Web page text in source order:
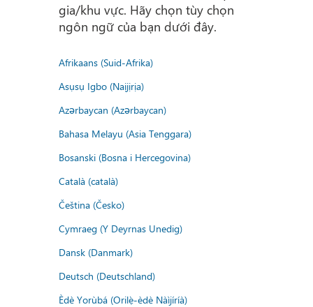
gia/khu vực. Hãy chọn tùy chọn
ngôn ngữ của bạn dưới đây.
Afrikaans (Suid-Afrika)
Asụsụ Igbo (Naịjịrịa)
Azərbaycan (Azərbaycan)
Bahasa Melayu (Asia Tenggara)
Bosanski (Bosna i Hercegovina)
Català (català)
Čeština (Česko)
Cymraeg (Y Deyrnas Unedig)
Dansk (Danmark)
Deutsch (Deutschland)
Èdè Yorùbá (Orilẹ̀-èdè Nàìjíríà)